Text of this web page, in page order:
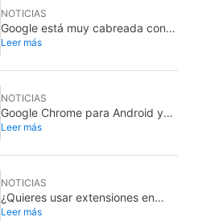
NOTICIAS
Google está muy cabreada con el
plan de Estados Unidos para
búsquedas: ¿podría salvarla
Leer más
NOTICIAS
Google Chrome para Android ya
te permite escuchar cualquier
Leer más
NOTICIAS
¿Quieres usar extensiones en
Google Chrome para Android?
Leer más